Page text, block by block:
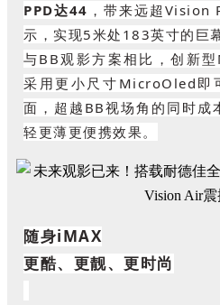
PPD达44 ，带来远超 Vision
示，实现5米处183英寸的巨
与BB观影方案相比，创新
采用更小尺寸MicroOled即
面，超越BB视场角的同时成
轻更薄更便携效果。
随身iMAX
更酷、更靓、更时尚